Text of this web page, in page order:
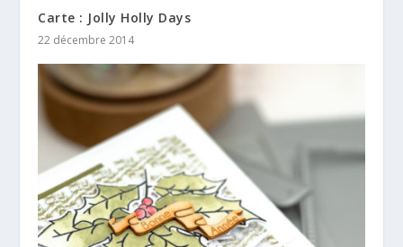
Carte : Jolly Holly Days
22 décembre 2014